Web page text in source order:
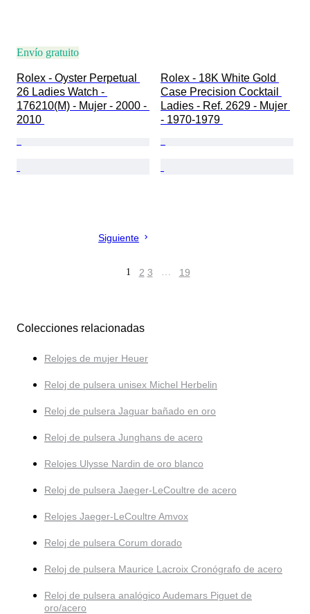
Envío gratuito
Rolex - Oyster Perpetual
26 Ladies Watch -
176210(M) - Mujer - 2000 -
2010
Rolex - 18K White Gold
Case Precision Cocktail
Ladies - Ref. 2629 - Mujer
- 1970-1979
Siguiente
1 2 3 … 19
Colecciones relacionadas
Relojes de mujer Heuer
Reloj de pulsera unisex Michel Herbelin
Reloj de pulsera Jaguar bañado en oro
Reloj de pulsera Junghans de acero
Relojes Ulysse Nardin de oro blanco
Reloj de pulsera Jaeger-LeCoultre de acero
Relojes Jaeger-LeCoultre Amvox
Reloj de pulsera Corum dorado
Reloj de pulsera Maurice Lacroix Cronógrafo de acero
Reloj de pulsera analógico Audemars Piguet de
oro/acero